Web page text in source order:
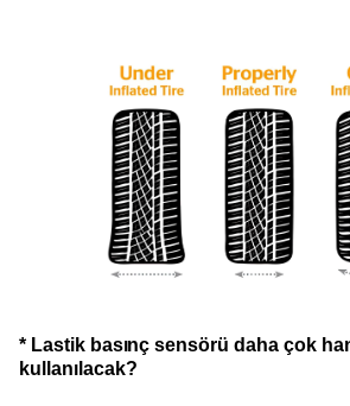
* Lastik basınç sensörü daha çok
kullanılacak?